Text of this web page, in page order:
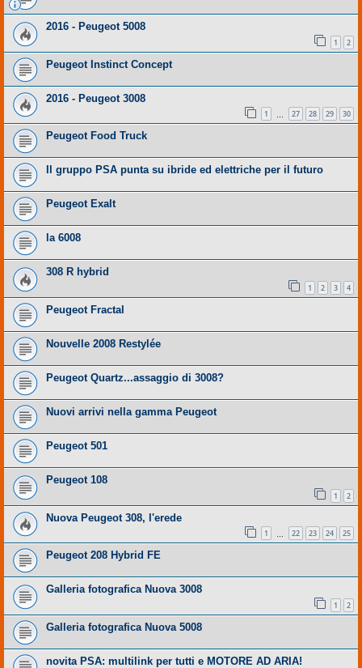
2016 - Peugeot 5008
1 2
Peugeot Instinct Concept
2016 - Peugeot 3008
1 27 28 29 30
Peugeot Food Truck
Il gruppo PSA punta su ibride ed elettriche per il futuro
Peugeot Exalt
la 6008
308 R hybrid
1 2 3 4
Peugeot Fractal
Nouvelle 2008 Restylée
Peugeot Quartz...assaggio di 3008?
Nuovi arrivi nella gamma Peugeot
Peugeot 501
Peugeot 108
1 2
Nuova Peugeot 308, l'erede
1 22 23 24 25
Peugeot 208 Hybrid FE
Galleria fotografica Nuova 3008
1 2
Galleria fotografica Nuova 5008
novita PSA: multilink per tutti e MOTORE AD ARIA!